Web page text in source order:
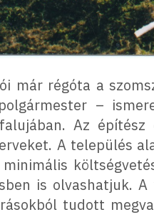
már régóta a
–
Az
A település
minimális
is olvashatjuk.
tudott